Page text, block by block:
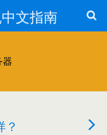
中文指南
器
？